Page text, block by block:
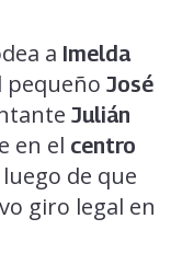
a Imelda
pequeño José
Julián
en el centro
de que
giro legal en